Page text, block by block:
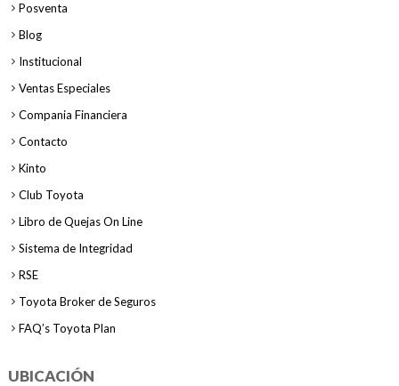
Posventa
Blog
Institucional
Ventas Especiales
Compania Financiera
Contacto
Kinto
Club Toyota
Libro de Quejas On Line
Sistema de Integridad
RSE
Toyota Broker de Seguros
FAQ’s Toyota Plan
UBICACIÓN